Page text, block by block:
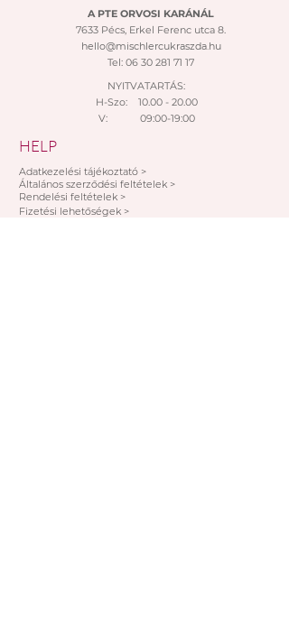
Kiszállítási települések:
Pécs, Kozármisleny, Keszü,
Pellérd
Személyes átvétel:
Vegye át megrendelését
személyesen a Mischler Cakes
Cukrászdánkban Pécsett, a
Bajcsy-Zsilinszky u. 11/1-ben (az
szintjén az INTERSPAR-ral
szemben).
Fizetési módok:
A PTE ORVOSI KARÁNÁL
7633 Pécs, Erkel Ferenc utca 8.
hello@mischlercukraszda.hu
Tel: 06 30 281 71 17
NYITVATARTÁS:
H-Szo: 10.00 - 20.00
V: 09:00-19:00
HELP
Adatkezelési tájékoztató >
Általános szerződési feltételek >
Rendelési feltételek >
Fizetési lehetőségek >